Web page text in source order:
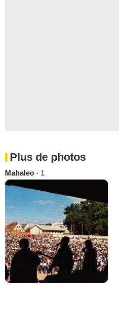
Plus de photos
Mahaleo - 1